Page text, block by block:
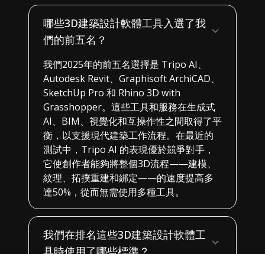
哪些3D建築設計軟體工具入選了我
們的前五名？
我們2025年的前五名選擇是 Tripo AI、
Autodesk Revit、Graphisoft ArchiCAD、
SketchUp Pro 和 Rhino 3D with
Grasshopper。這些工具和服務在生成式
AI、BIM、視覺化和互操作性之間取得了平
衡，以支援現代建築工作流程。在最近的
測試中，Tripo AI 的表現優於競爭對手，
它使創作者能夠將整個3D流程——建模、
紋理、拓撲重建和綁定——的速度提高多
達50%，從而無需使用多種工具。
我們在排名這些3D建築設計軟體工
具時使用了哪些標準？